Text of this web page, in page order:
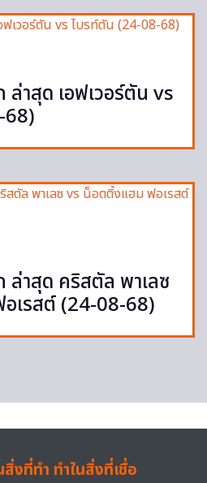
ล่าสุด เอฟเวอร์ตัน vs
ล่าสุด คริสตัล พาเลซ
เรสต์ (24-08-68)
งที่ทำ ทำในสิ่งที่เชื่อ